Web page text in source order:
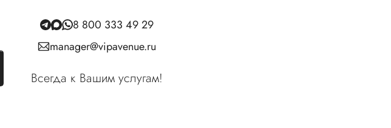
8 800 333 49 29
manager@vipavenue.ru
Всегда к Вашим услугам!